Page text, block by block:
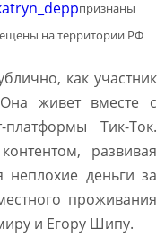
признаны
на территории РФ
как участник
живет вместе с
Тик-Ток.
развивая
неплохие деньги за
проживания
и Егору Шипу.